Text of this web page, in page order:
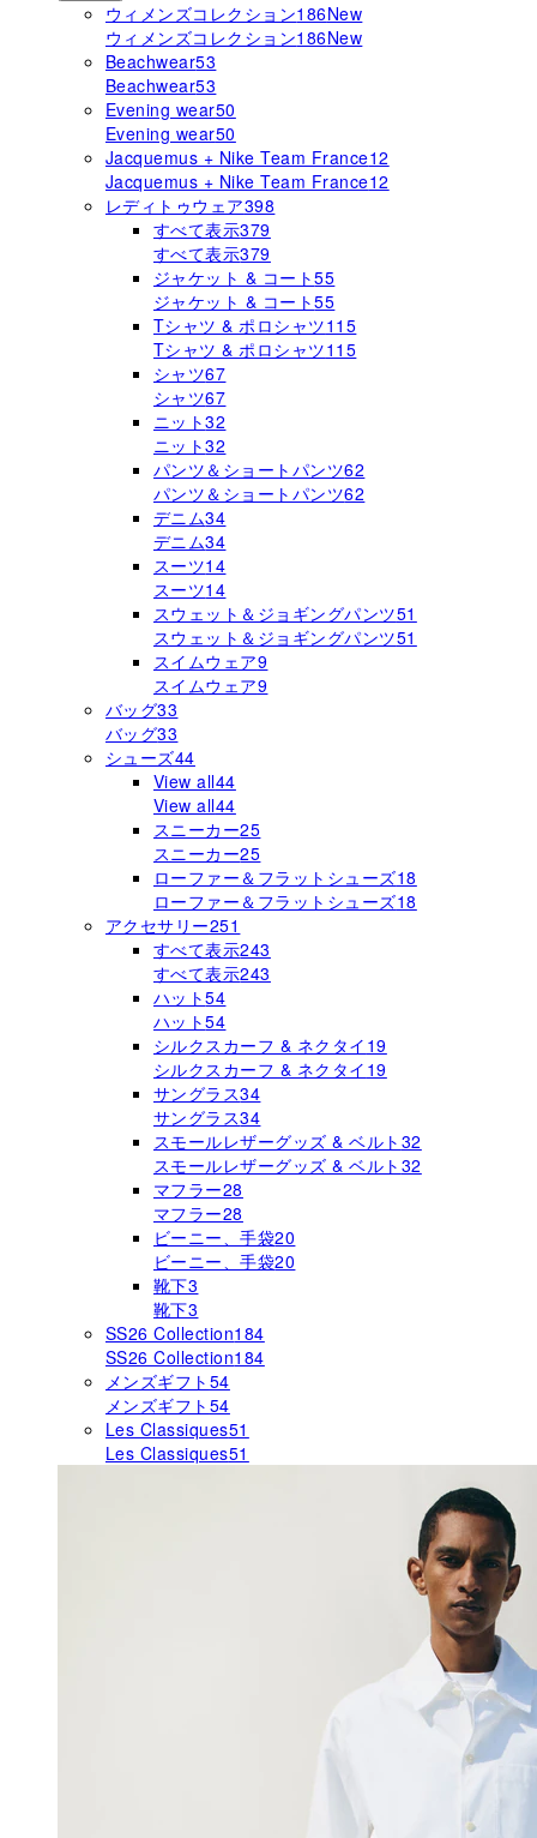
ウィメンズコレクション186New
ウィメンズコレクション186New
Beachwear53
Beachwear53
Evening wear50
Evening wear50
Jacquemus + Nike Team France12
Jacquemus + Nike Team France12
レディトゥウェア398
すべて表示379
すべて表示379
ジャケット & コート55
ジャケット & コート55
Tシャツ & ポロシャツ115
Tシャツ & ポロシャツ115
シャツ67
シャツ67
ニット32
ニット32
パンツ＆ショートパンツ62
パンツ＆ショートパンツ62
デニム34
デニム34
スーツ14
スーツ14
スウェット＆ジョギングパンツ51
スウェット＆ジョギングパンツ51
スイムウェア9
スイムウェア9
バッグ33
バッグ33
シューズ44
View all44
View all44
スニーカー25
スニーカー25
ローファー＆フラットシューズ18
ローファー＆フラットシューズ18
アクセサリー251
すべて表示243
すべて表示243
ハット54
ハット54
シルクスカーフ & ネクタイ 19
シルクスカーフ & ネクタイ 19
サングラス34
サングラス34
スモールレザーグッズ & ベルト 32
スモールレザーグッズ & ベルト 32
マフラー28
マフラー28
ビーニー、手袋20
ビーニー、手袋20
靴下3
靴下3
SS26 Collection184
SS26 Collection184
メンズギフト 54
メンズギフト 54
Les Classiques51
Les Classiques51